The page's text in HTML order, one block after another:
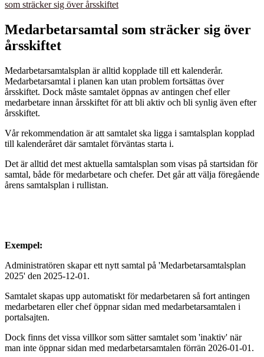
som sträcker sig över årsskiftet
Medarbetarsamtal som sträcker sig över
årsskiftet
Medarbetarsamtalsplan är alltid kopplade till ett kalenderår.
Medarbetarsamtal i planen kan utan problem fortsättas över
årsskiftet. Dock måste samtalet öppnas av antingen chef eller
medarbetare innan årsskiftet för att bli aktiv och bli synlig även efter
årsskiftet.
Vår rekommendation är att samtalet ska ligga i samtalsplan kopplad
till kalenderåret där samtalet förväntas starta i.
Det är alltid det mest aktuella samtalsplan som visas på startsidan för
samtal, både för medarbetare och chefer. Det går att välja föregående
årens samtalsplan i rullistan.
Exempel:
Administratören skapar ett nytt samtal på 'Medarbetarsamtalsplan
2025' den 2025-12-01.
Samtalet skapas upp automatiskt för medarbetaren så fort antingen
medarbetaren eller chef öppnar sidan med medarbetarsamtalen i
portalsajten.
Dock finns det vissa villkor som sätter samtalet som 'inaktiv' när
man inte öppnar sidan med medarbetarsamtalen förrän 2026-01-01.